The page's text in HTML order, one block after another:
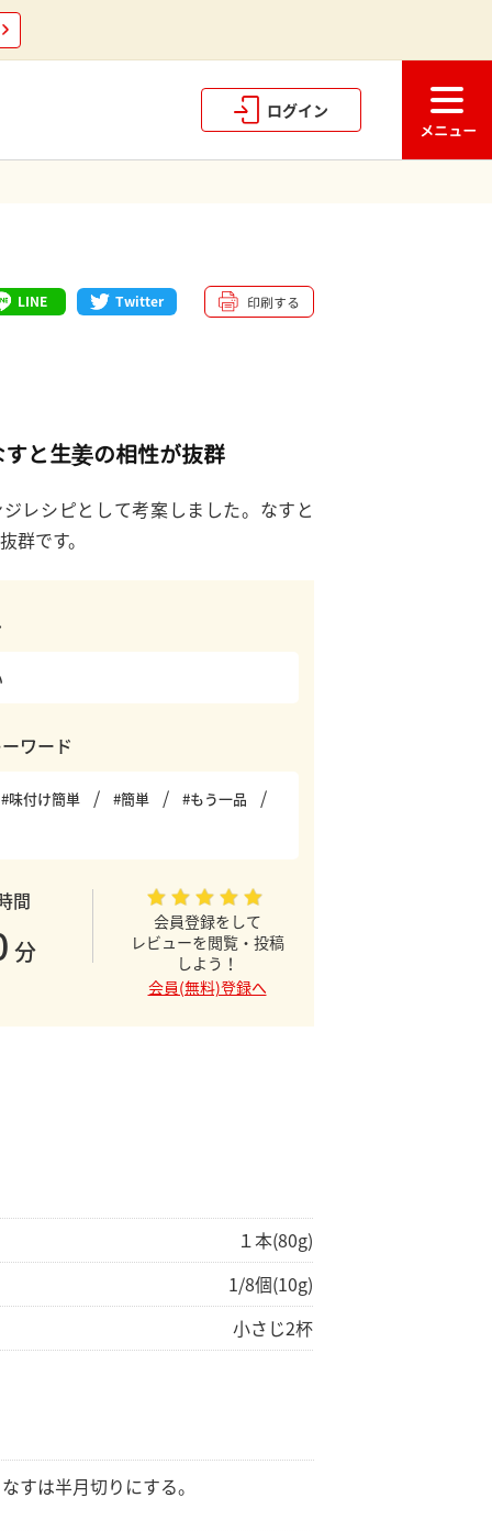
ログイン
ワード
#味付け簡単 #簡単 #もう一品
間
分
会員登録をして
レビューを閲覧・投稿
しよう！
会員(無料)登録へ
と生姜の相性が抜群
レシピとして考案しました。なすと
群です。
LINE Twitter 印刷する
１本(80g)
1/8個(10g)
小さじ2杯
すは半月切りにする。